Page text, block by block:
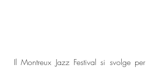
Il Montreux Jazz Festival si svolge per